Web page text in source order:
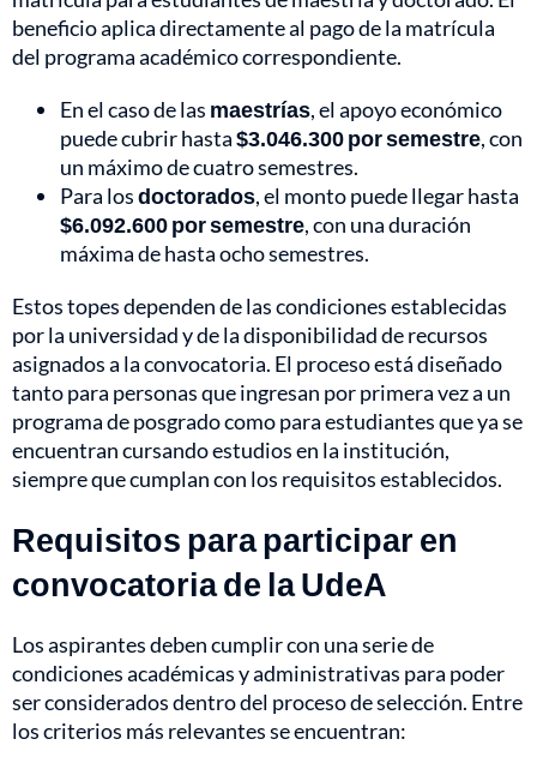
beneficio aplica directamente al pago de la matrícula
del programa académico correspondiente.
En el caso de las maestrías, el apoyo económico
puede cubrir hasta$3.046.300 por semestre, con
un máximo de cuatro semestres.
Para losdoctorados, el monto puede llegar hasta
$6.092.600 por semestre, con una duración
máxima de hasta ocho semestres.
Estos topes dependen de las condiciones establecidas
por la universidad y de la disponibilidad de recursos
asignados a la convocatoria. El proceso está diseñado
tanto para personas que ingresan por primera vez a un
programa de posgrado como para estudiantes que ya se
encuentran cursando estudios en la institución,
siempre que cumplan con los requisitos establecidos.
Requisitos para participar en
convocatoria de la UdeA
Los aspirantes deben cumplir con una serie de
condiciones académicas y administrativas para poder
ser considerados dentro del proceso de selección. Entre
los criterios más relevantes se encuentran: